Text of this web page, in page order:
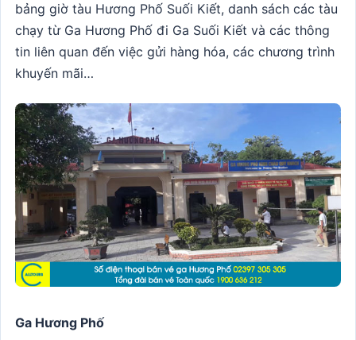
bảng giờ tàu Hương Phố Suối Kiết, danh sách các tàu
chạy từ Ga Hương Phố đi Ga Suối Kiết và các thông
tin liên quan đến việc gửi hàng hóa, các chương trình
khuyến mãi…
Ga Hương Phố